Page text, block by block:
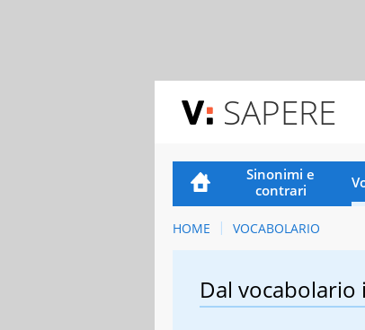
SAPERE
Sinonimi e
contrari
HOME VOCABOLARIO
Dal vocabolario